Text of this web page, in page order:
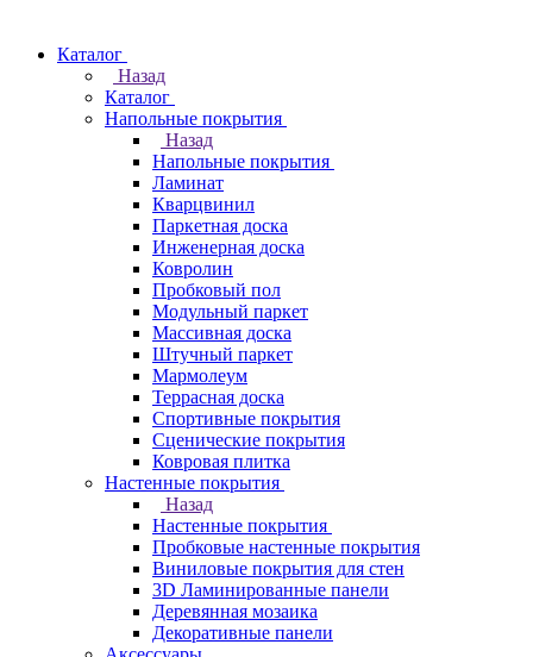
Каталог
Назад
Каталог
Напольные покрытия
Назад
Напольные покрытия
Ламинат
Кварцвинил
Паркетная доска
Инженерная доска
Ковролин
Пробковый пол
Модульный паркет
Массивная доска
Штучный паркет
Мармолеум
Террасная доска
Спортивные покрытия
Сценические покрытия
Ковровая плитка
Настенные покрытия
Назад
Настенные покрытия
Пробковые настенные покрытия
Виниловые покрытия для стен
3D Ламинированные панели
Деревянная мозаика
Декоративные панели